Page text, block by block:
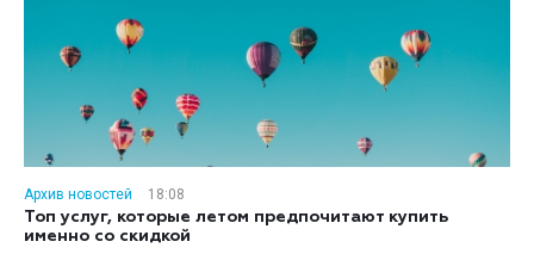
Архив новостей
18:08
Топ услуг, которые летом предпочитают купить
именно со скидкой